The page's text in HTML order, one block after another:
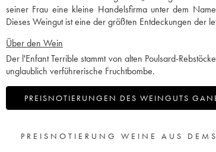
seiner Frau eine kleine Handelsfirma unter dem
Dieses Weingut ist eine der größten Entdeckungen der
Über den Wein
Der l'Enfant Terrible stammt von alten Poulsard-
unglaublich verführerische Fruchtbombe.
PREISNOTIERUNGEN DES WEINGUTS
PREISNOTIERUNG WEINE AUS